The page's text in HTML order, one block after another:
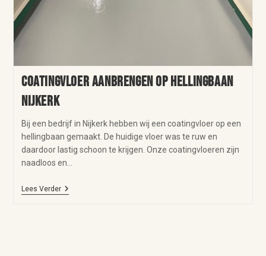
Coatingvloer aanbrengen op hellingbaan
Nijkerk
Bij een bedrijf in Nijkerk hebben wij een coatingvloer op een
hellingbaan gemaakt. De huidige vloer was te ruw en
daardoor lastig schoon te krijgen. Onze coatingvloeren zijn
naadloos en…
Lees Verder